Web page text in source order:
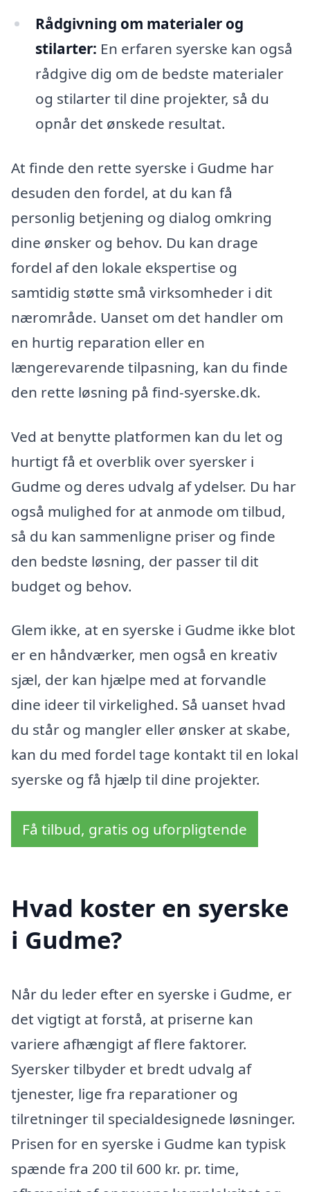
Rådgivning om materialer og
stilarter: En erfaren syerske kan også
rådgive dig om de bedste materialer
og stilarter til dine projekter, så du
opnår det ønskede resultat.
At finde den rette syerske i Gudme har
desuden den fordel, at du kan få
personlig betjening og dialog omkring
dine ønsker og behov. Du kan drage
fordel af den lokale ekspertise og
samtidig støtte små virksomheder i dit
nærområde. Uanset om det handler om
en hurtig reparation eller en
længerevarende tilpasning, kan du finde
den rette løsning på find-syerske.dk.
Ved at benytte platformen kan du let og
hurtigt få et overblik over syersker i
Gudme og deres udvalg af ydelser. Du har
også mulighed for at anmode om tilbud,
så du kan sammenligne priser og finde
den bedste løsning, der passer til dit
budget og behov.
Glem ikke, at en syerske i Gudme ikke blot
er en håndværker, men også en kreativ
sjæl, der kan hjælpe med at forvandle
dine ideer til virkelighed. Så uanset hvad
du står og mangler eller ønsker at skabe,
kan du med fordel tage kontakt til en lokal
syerske og få hjælp til dine projekter.
Få tilbud, gratis og uforpligtende
Hvad koster en syerske
i Gudme?
Når du leder efter en syerske i Gudme, er
det vigtigt at forstå, at priserne kan
variere afhængigt af flere faktorer.
Syersker tilbyder et bredt udvalg af
tjenester, lige fra reparationer og
tilretninger til specialdesignede løsninger.
Prisen for en syerske i Gudme kan typisk
spænde fra 200 til 600 kr. pr. time,